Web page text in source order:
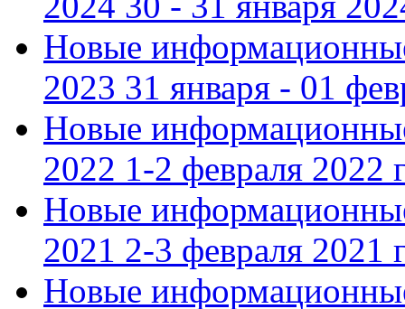
Новые
2023 31 января - 01
Новые
2022 1-2 февраля 2022
Новые
2021 2-3 февраля 2021
Новые